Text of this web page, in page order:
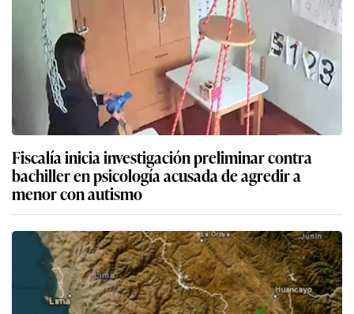
Fiscalía inicia investigación preliminar contra
bachiller en psicología acusada de agredir a
menor con autismo